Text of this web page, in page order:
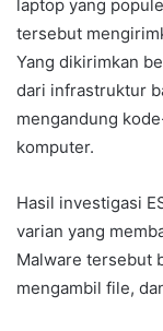
laptop yang
tersebut
Yang dikirimkan
dari infrastruktur
mengandung
komputer.
Hasil investigasi
varian yang
Malware tersebut
mengambil file,